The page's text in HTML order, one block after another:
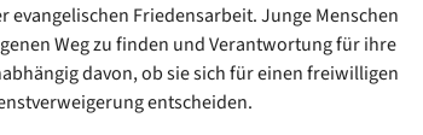
evangelischen Friedensarbeit. Junge Menschen
Weg zu finden und Verantwortung für ihre
davon, ob sie sich für einen freiwilligen
entscheiden.